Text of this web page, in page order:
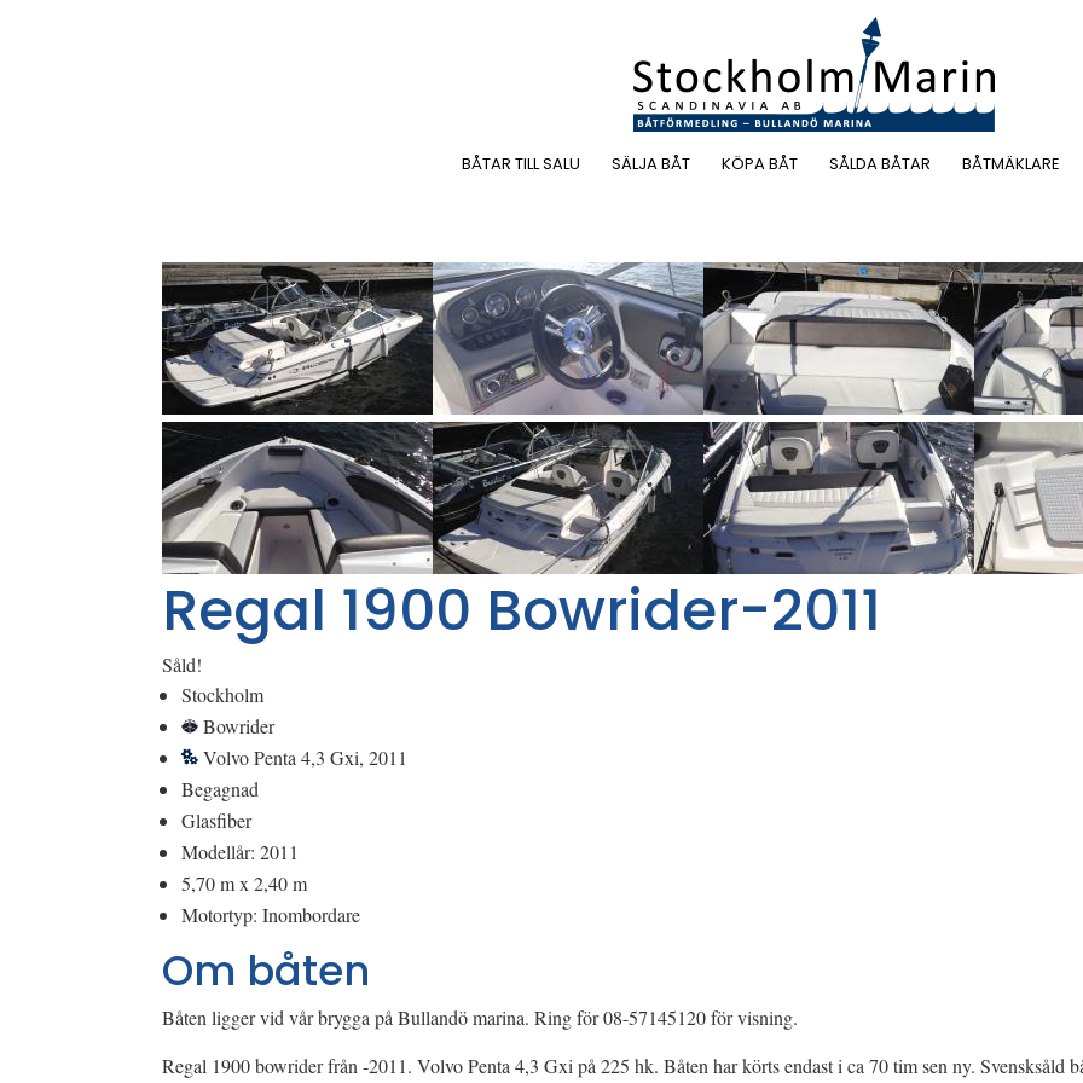
BÅTAR TILL SALU SÄLJA BÅT KÖPA BÅT SÅLDA BÅTAR BÅTMÄKLARE
Regal 1900 Bowrider-2011
Såld!
Stockholm
Bowrider
Volvo Penta 4,3 Gxi, 2011
Begagnad
Glasfiber
Modellår: 2011
5,70 m x 2,40 m
Motortyp: Inombordare
Om båten
Båten ligger vid vår brygga på Bullandö marina. Ring för 08-57145120 för visning.
Regal 1900 bowrider från -2011. Volvo Penta 4,3 Gxi på 225 hk. Båten har körts endast i ca 70 tim sen ny. Svensksåld